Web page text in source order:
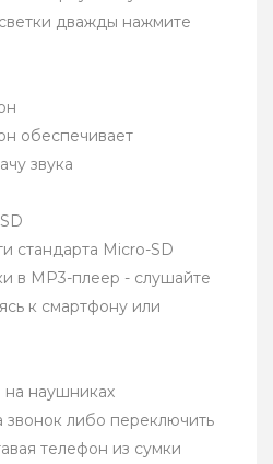
дважды нажмите
обеспечивает
звука
стандарта Micro-SD
в MP3-плеер - слушайте
к смартфону или
на наушниках
звонок либо переключить
телефон из сумки